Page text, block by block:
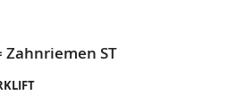
ST